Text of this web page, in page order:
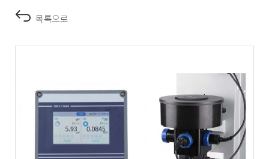
목록으로